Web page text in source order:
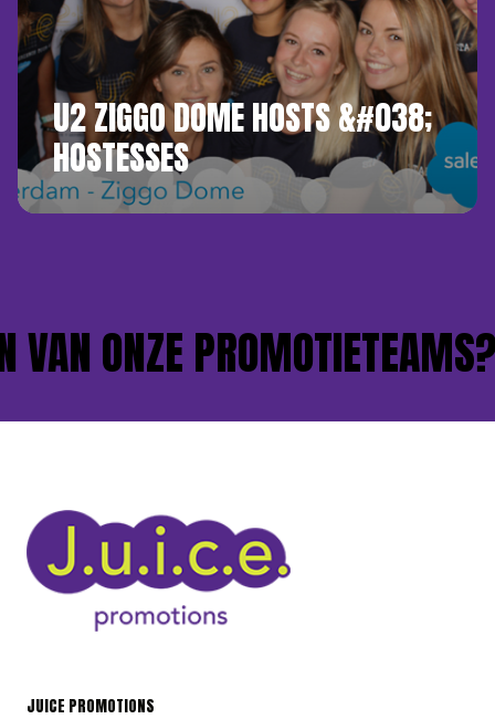
U2 ZIGGO DOME HOSTS &#038;
HOSTESSES
ONZE PROMOTIETEAMS?
JUICE PROMOTIONS